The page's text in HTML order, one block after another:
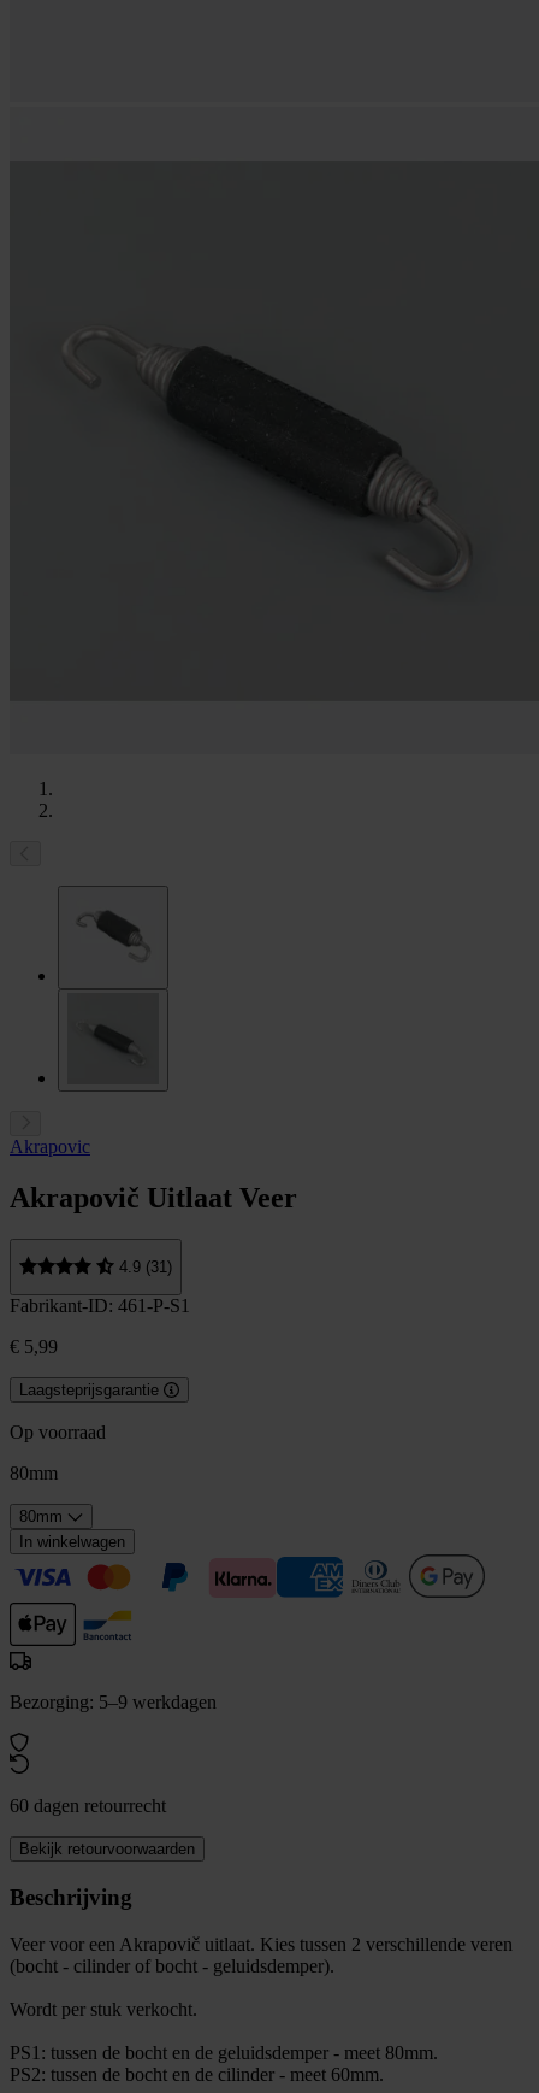
Akrapovic
Akrapovič Uitlaat Veer
4.9 (31)
Fabrikant-ID: 461-P-S1
€ 5,99
Laagsteprijsgarantie
Op voorraad
80mm
80mm
In winkelwagen
Bezorging: 5–9 werkdagen
60 dagen retourrecht
Bekijk retourvoorwaarden
Beschrijving
Veer voor een Akrapovič uitlaat. Kies tussen 2 verschillende veren
(bocht - cilinder of bocht - geluidsdemper).
Wordt per stuk verkocht.
PS1: tussen de bocht en de geluidsdemper - meet 80mm.
PS2: tussen de bocht en de cilinder - meet 60mm.